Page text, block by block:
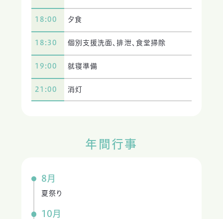
18:00 夕食
18:30 個別支援洗面、排泄、食堂掃除
19:00 就寝準備
21:00 消灯
年間行事
8月
夏祭り
10月